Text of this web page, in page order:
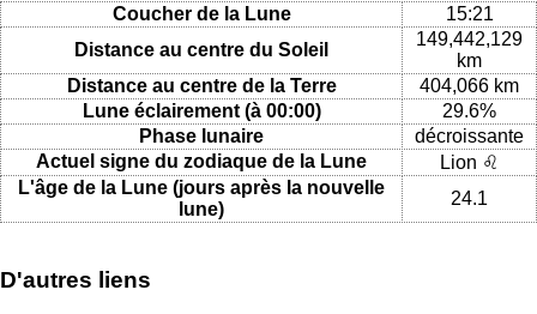
Coucher de la Lune
15:21
Distance au centre du Soleil
149,442,129
km
Distance au centre de la Terre
404,066 km
Lune éclairement (à 00:00)
29.6%
Phase lunaire
décroissante
Actuel signe du zodiaque de la Lune
Lion ♌
L'âge de la Lune (jours après la nouvelle
lune)
24.1
D'autres liens